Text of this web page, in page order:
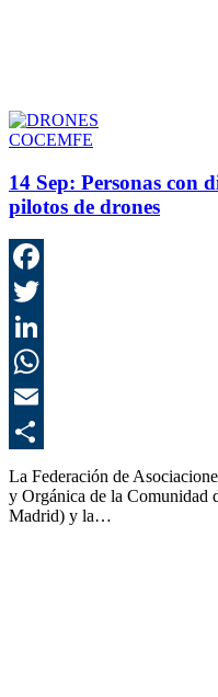
COCEMFE
14 Sep: Personas con
pilotos de drones
La Federación de
y Orgánica de la
Madrid) y la…